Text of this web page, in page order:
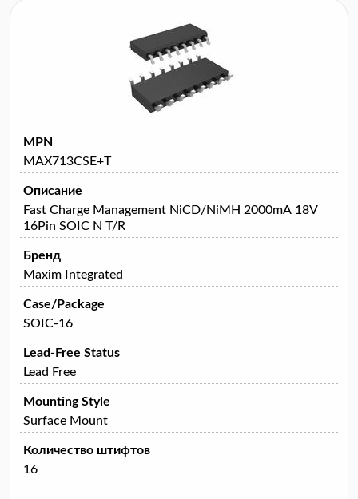
MPN
MAX713CSE+T
Описание
Fast Charge Management NiCD/NiMH 2000mA 18V
16Pin SOIC N T/R
Бренд
Maxim Integrated
Case/Package
SOIC-16
Lead-Free Status
Lead Free
Mounting Style
Surface Mount
Количество штифтов
16